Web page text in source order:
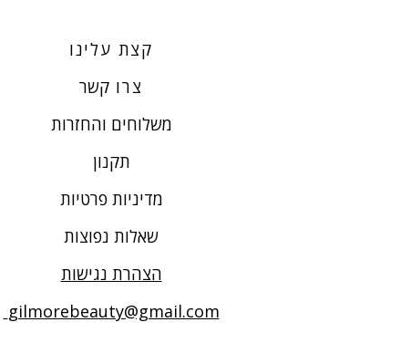
קצת עלינו
צרו קשר
משלוחים והחזרות
תקנון
מדיניות פרטיות
שאלות נפוצות
הצהרת נגישות
gilmorebeauty@gmail.com